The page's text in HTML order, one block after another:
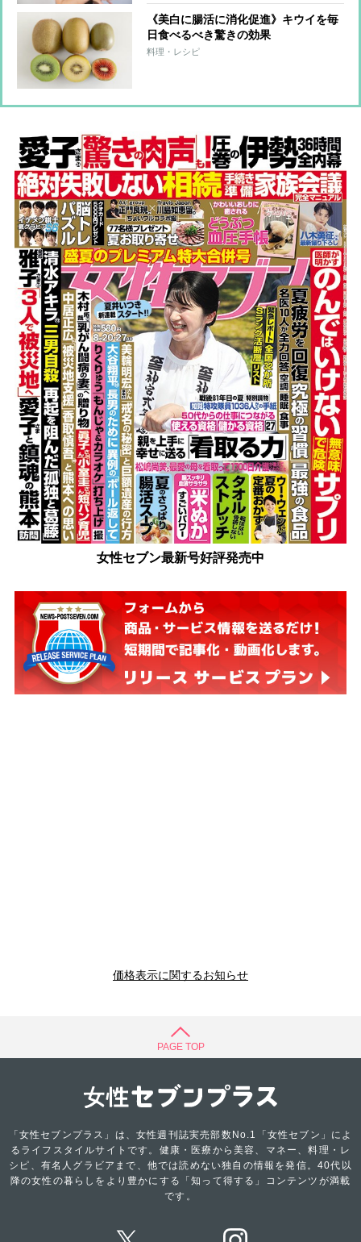
《美白に腸活に消化促進》キウイを毎
日食べるべき驚きの効果
料理・レシピ
女性セブン最新号好評発売中
価格表示に関するお知らせ
PAGE TOP
「女性セブンプラス」は、女性週刊誌実売部数No.1「女性セブン」によ
るライフスタイルサイトです。健康・医療から美容、マネー、料理・レ
シピ、有名人グラビアまで、他では読めない独自の情報を発信。40代以
降の女性の暮らしをより豊かにする「知って得する」コンテンツが満載
です。